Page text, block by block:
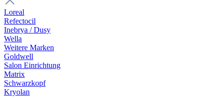
Loreal
Refectocil
Inebrya / Dusy
Wella
Weitere Marken
Goldwell
Salon Einrichtung
Matrix
Schwarzkopf
Kryolan